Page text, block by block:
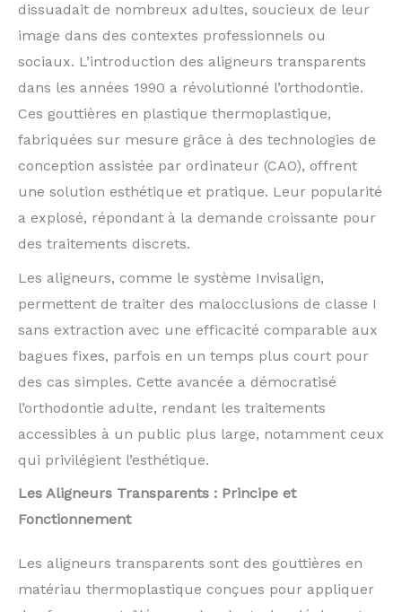
dissuadait de nombreux adultes, soucieux de leur
image dans des contextes professionnels ou
sociaux. L’introduction des aligneurs transparents
dans les années 1990 a révolutionné l’orthodontie.
Ces gouttières en plastique thermoplastique,
fabriquées sur mesure grâce à des technologies de
conception assistée par ordinateur (CAO), offrent
une solution esthétique et pratique. Leur popularité
a explosé, répondant à la demande croissante pour
des traitements discrets.
Les aligneurs, comme le système Invisalign,
permettent de traiter des malocclusions de classe I
sans extraction avec une efficacité comparable aux
bagues fixes, parfois en un temps plus court pour
des cas simples. Cette avancée a démocratisé
l’orthodontie adulte, rendant les traitements
accessibles à un public plus large, notamment ceux
qui privilégient l’esthétique.
Les Aligneurs Transparents : Principe et
Fonctionnement
Les aligneurs transparents sont des gouttières en
matériau thermoplastique conçues pour appliquer